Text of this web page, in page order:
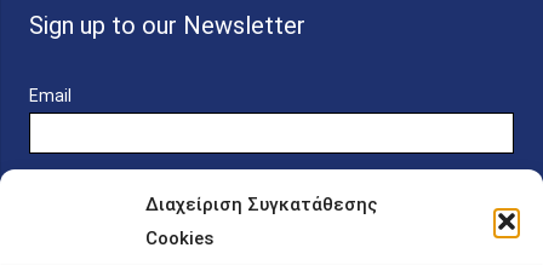
Διαχείριση Συγκατάθεσης
Cookies
Sign up to our Newsletter
Email